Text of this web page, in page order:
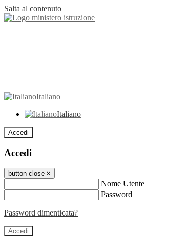
Salta al contenuto
Italiano
Italiano
Accedi
Accedi
button close ×
Nome Utente
Password
Password dimenticata?